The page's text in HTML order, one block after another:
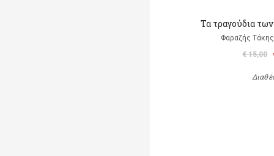
Τα τραγούδια
Φαραζής
€ 15,00